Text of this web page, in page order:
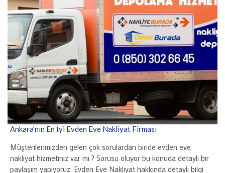
Ankara’nın En İyi Evden Eve Nakliyat Firması
Müşterilerimizden gelen çok sorulardan biride evden eve
nakliyat hizmetiniz var mı ? Sorusu oluyor bu konuda detaylı bir
paylaşım yapıyoruz. Evden Eve Nakliyat hakkında detaylı bilgi